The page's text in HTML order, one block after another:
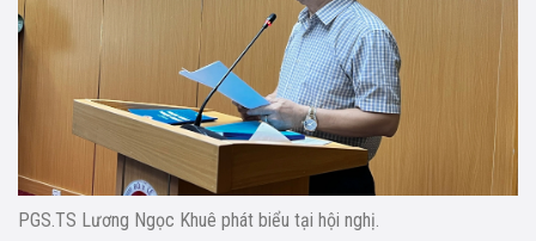
PGS.TS Lương Ngọc Khuê phát biểu tại hội nghị.